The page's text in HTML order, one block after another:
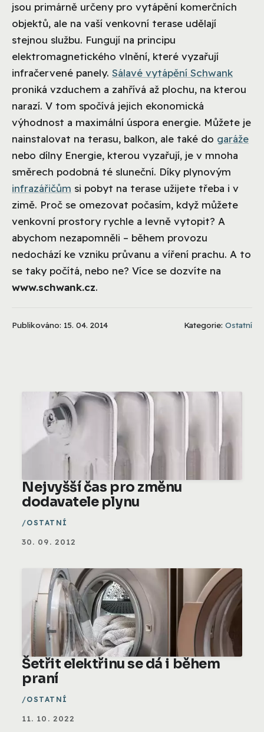
jsou primárně určeny pro vytápění komerčních
objektů, ale na vaší venkovní terase udělají
stejnou službu. Fungují na principu
elektromagnetického vlnění, které vyzařují
infračervené panely. Sálavé vytápění Schwank
proniká vzduchem a zahřívá až plochu, na kterou
narazí. V tom spočívá jejich ekonomická
výhodnost a maximální úspora energie. Můžete je
nainstalovat na terasu, balkon, ale také do garáže
nebo dílny Energie, kterou vyzařují, je v mnoha
směrech podobná té sluneční. Díky plynovým
infrazářičům si pobyt na terase užijete třeba i v
zimě. Proč se omezovat počasím, když můžete
venkovní prostory rychle a levně vytopit? A
abychom nezapomněli – během provozu
nedochází ke vzniku průvanu a víření prachu. A to
se taky počítá, nebo ne? Více se dozvíte na
www.schwank.cz.
Publikováno: 15. 04. 2014 Kategorie: Ostatní
Nejvyšší čas pro změnu
dodavatele plynu
OSTATNÍ
30. 09. 2012
Šetřit elektřinu se dá i během
praní
OSTATNÍ
11. 10. 2022